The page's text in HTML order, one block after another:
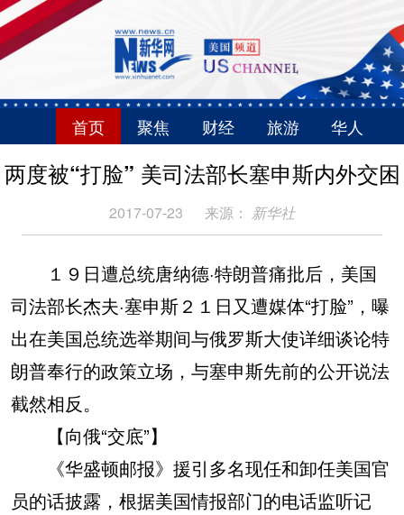
首页 聚焦 财经 旅游 华人
两度被“打脸” 美司法部长塞申斯内外交困
2017-07-23 来源： 新华社
１９日遭总统唐纳德·特朗普痛批后，美国
司法部长杰夫·塞申斯２１日又遭媒体“打脸”，曝
出在美国总统选举期间与俄罗斯大使详细谈论特
朗普奉行的政策立场，与塞申斯先前的公开说法
截然相反。
【向俄“交底”】
《华盛顿邮报》援引多名现任和卸任美国官
员的话披露，根据美国情报部门的电话监听记